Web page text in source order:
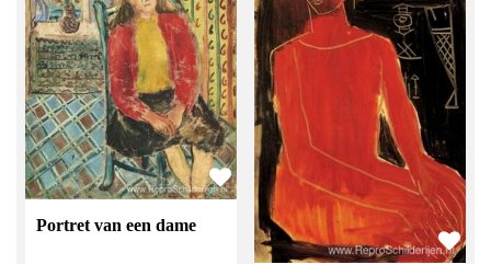
Portret van een dame